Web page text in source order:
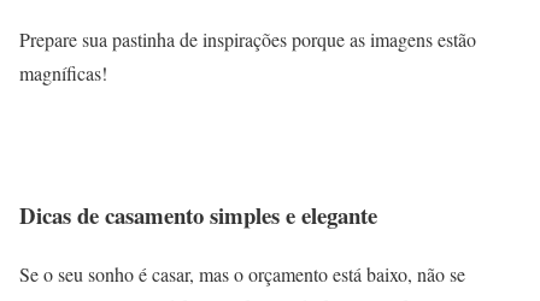
Prepare sua pastinha de inspirações porque as imagens estão
magníficas!
Dicas de casamento simples e elegante
Se o seu sonho é casar, mas o orçamento está baixo, não se